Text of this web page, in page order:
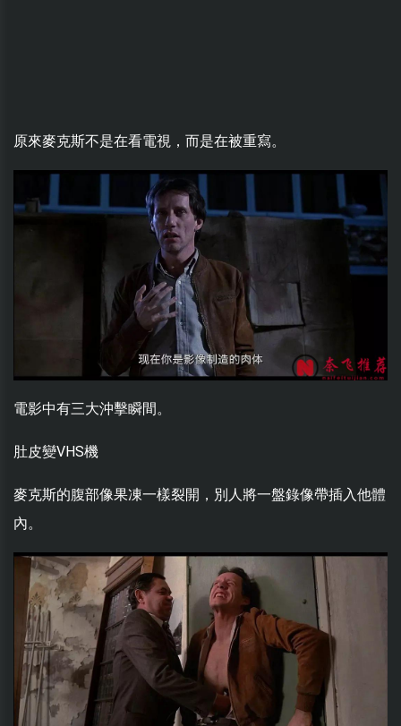
原來麥克斯不是在看電視，而是在被重寫。
電影中有三大沖擊瞬間。
肚皮變VHS機
麥克斯的腹部像果凍一樣裂開，別人將一盤錄像帶插入他體
內。